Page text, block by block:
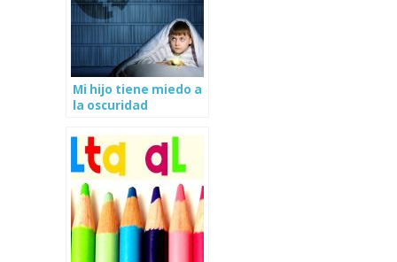
Mi hijo tiene miedo a
la oscuridad